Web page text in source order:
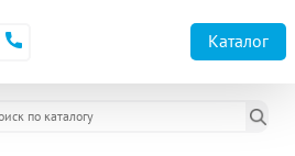
Каталог